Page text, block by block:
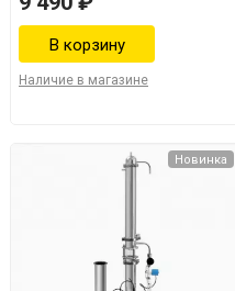
Наличие в магазине
Новинка